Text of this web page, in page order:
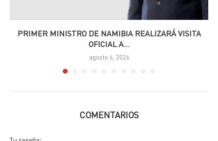
PRIMER MINISTRO DE NAMIBIA REALIZARÁ VISITA
OFICIAL A...
agosto 6, 2026
COMENTARIOS